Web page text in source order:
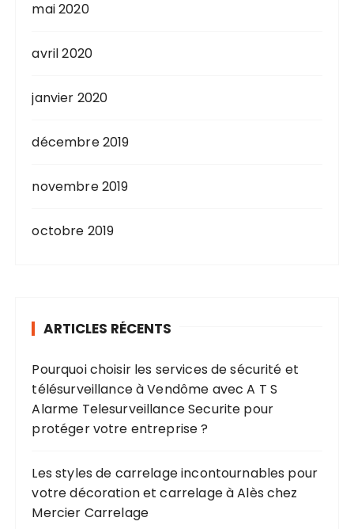
mai 2020
avril 2020
janvier 2020
décembre 2019
novembre 2019
octobre 2019
ARTICLES RÉCENTS
Pourquoi choisir les services de sécurité et
télésurveillance à Vendôme avec A T S
Alarme Telesurveillance Securite pour
protéger votre entreprise ?
Les styles de carrelage incontournables pour
votre décoration et carrelage à Alès chez
Mercier Carrelage